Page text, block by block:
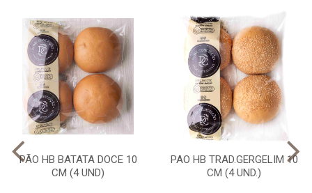
PÃO HB BATATA DOCE 10
CM (4 UND)
PAO HB TRAD.GERGELIM 10
CM (4 UND.)